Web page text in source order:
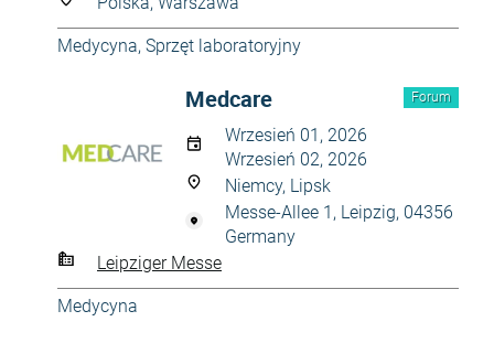
Medycyna, Sprzęt laboratoryjny
Forum
Medcare
Wrzesień 01, 2026
Wrzesień 02, 2026
Niemcy, Lipsk
Messe-Allee 1, Leipzig, 04356
Germany
Leipziger Messe
Medycyna